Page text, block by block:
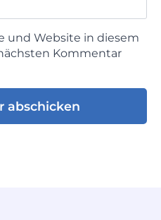
und Website in diesem
Kommentar